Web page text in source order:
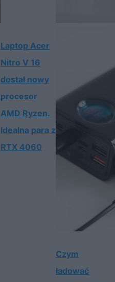
Laptop Acer
Nitro V 16
dostał nowy
procesor
AMD Ryzen.
Idealna para z
RTX 4060
Czym
ładować